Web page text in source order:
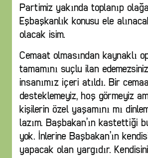
Partimiz yakında toplanıp
Eşbaşkanlık konusu ele
olacak isim.
Cemaat olmasından kaynaklı
tamamını suçlu ilan
insanımız içeri atıldı. Bir
desteklemeyiz, hoş görmeyiz
kişilerin özel yaşamını mı
lazım. Başbakan’ın kastettiği
yok. İnlerine Başbakan’ın
yapacak olan yargıdır.